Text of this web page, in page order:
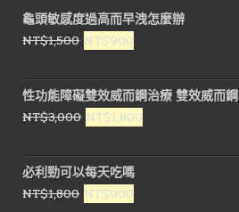
龜頭敏感度過高而早洩怎麼辦
NT$1,500 原
價
格：
NT$1,500。
NT$900
價
格：
NT$900。
性功能障礙雙效威而鋼治療 雙效威而鋼
NT$3,000 原
價
格：
NT$3,000。
NT$1,800
價
必利勁可以每天吃嗎
NT$1,800 原
NT$900